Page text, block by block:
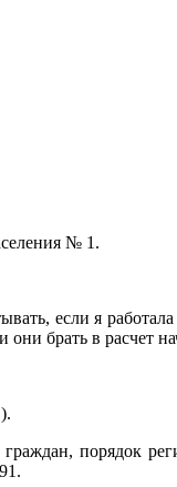
№ 1.
если я
брать в расчет
порядок